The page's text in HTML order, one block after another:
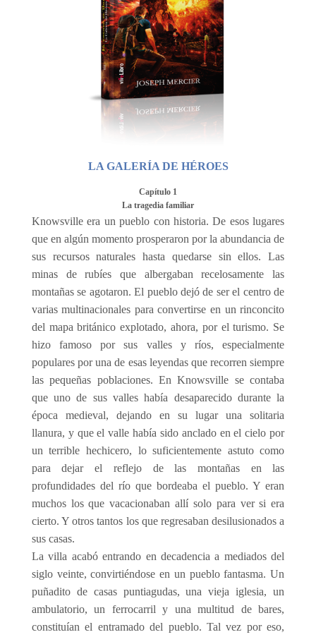
LA GALERÍA DE HÉROES
Capítulo 1
La tragedia familiar
Knowsville era un pueblo con historia. De esos lugares
que en algún momento prosperaron por la abundancia de
sus recursos naturales hasta quedarse sin ellos. Las
minas de rubíes que albergaban recelosamente las
montañas se agotaron. El pueblo dejó de ser el centro de
varias multinacionales para convertirse en un rinconcito
del mapa británico explotado, ahora, por el turismo. Se
hizo famoso por sus valles y ríos, especialmente
populares por una de esas leyendas que recorren siempre
las pequeñas poblaciones. En Knowsville se contaba
que uno de sus valles había desaparecido durante la
época medieval, dejando en su lugar una solitaria
llanura, y que el valle había sido anclado en el cielo por
un terrible hechicero, lo suficientemente astuto como
para dejar el reflejo de las montañas en las
profundidades del río que bordeaba el pueblo. Y eran
muchos los que vacacionaban allí solo para ver si era
cierto. Y otros tantos los que regresaban desilusionados a
sus casas.
La villa acabó entrando en decadencia a mediados del
siglo veinte, convirtiéndose en un pueblo fantasma. Un
puñadito de casas puntiagudas, una vieja iglesia, un
ambulatorio, un ferrocarril y una multitud de bares,
constituían el entramado del pueblo. Tal vez por eso,